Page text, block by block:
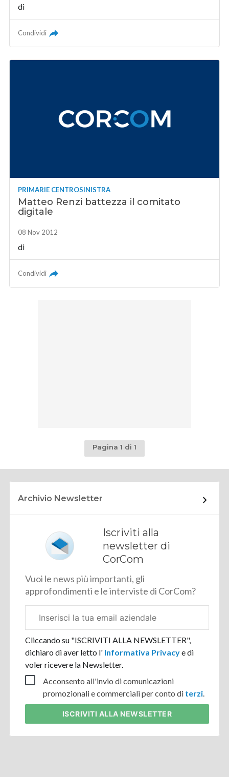
di
Condividi
PRIMARIE CENTROSINISTRA
Matteo Renzi battezza il comitato
digitale
08 Nov 2012
di
Condividi
Pagina 1 di 1
Archivio Newsletter
Iscriviti alla
newsletter di
CorCom
Vuoi le news più importanti, gli
approfondimenti e le interviste di CorCom?
aziendale
Cliccando su "ISCRIVITI ALLA NEWSLETTER",
dichiaro di aver letto l' Informativa Privacye di
voler ricevere la Newsletter.
Acconsento all'invio di comunicazioni
promozionali e commerciali per conto di terzi.
ISCRIVITI ALLA NEWSLETTER